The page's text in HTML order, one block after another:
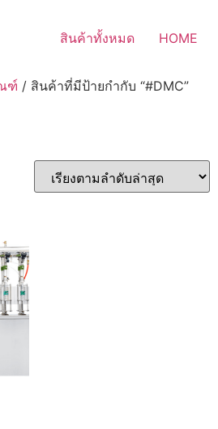
สินค้าทั้งหมด HOME
ฑ์ / สินค้าที่มีป้ายกำกับ “#DMC”